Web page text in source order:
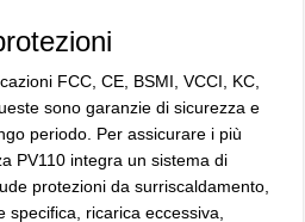
FCC, CE, BSMI, VCCI, KC,
sono garanzie di sicurezza e
periodo. Per assicurare i più
PV110 integra un sistema di
protezioni da surriscaldamento,
ricarica eccessiva,